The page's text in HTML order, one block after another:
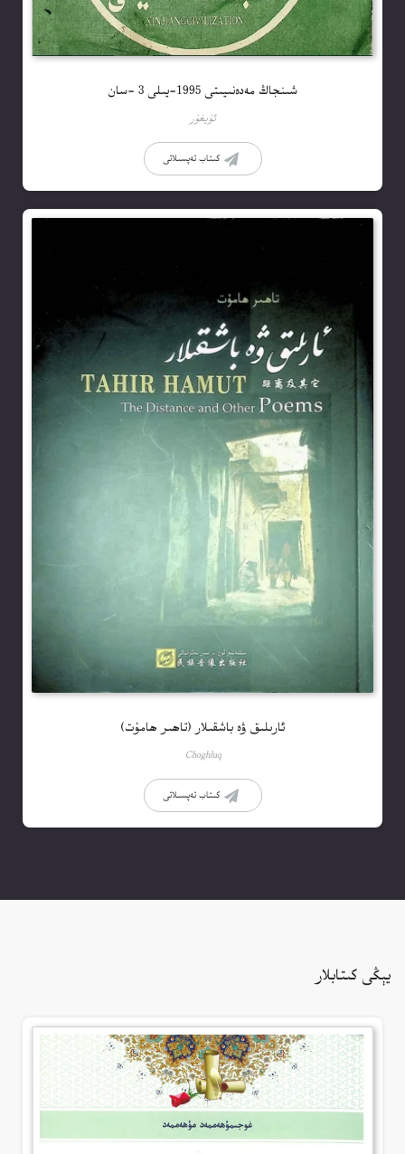
شىنجاڭ مەدەنىيىتى 1995-يىلى 3 -سان
ئۇيغۇر
كىتاب تەپسىلاتى
ئارىلىق ۋە باشقىلار (تاھىر ھامۇت)
Choghluq
كىتاب تەپسىلاتى
يېڭى كىتابلار